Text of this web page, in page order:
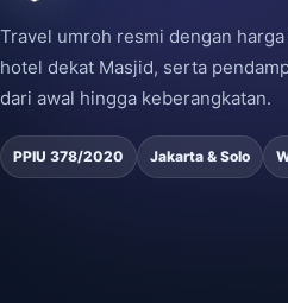
Travel umroh resmi dengan
hotel dekat Masjid, serta
dari awal hingga keberangkatan.
PPIU 378/2020 Jakarta & Solo